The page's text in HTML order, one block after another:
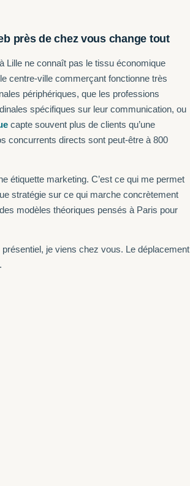
près de chez vous change tout
Lille ne connaît pas le tissu économique
centre-ville commerçant fonctionne très
périphériques, que les professions
spécifiques sur leur communication, ou
capte souvent plus de clients qu’une
concurrents directs sont peut-être à 800
étiquette marketing. C’est ce qui me permet
stratégie sur ce qui marche concrètement
modèles théoriques pensés à Paris pour
je viens chez vous. Le déplacement